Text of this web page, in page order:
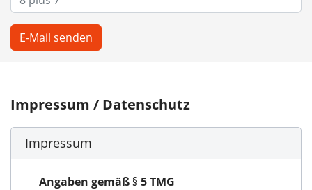
E-Mail senden
Impressum / Datenschutz
Impressum
Angaben gemäß § 5 TMG